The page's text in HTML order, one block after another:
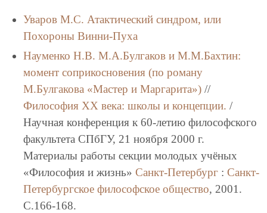
Уваров М.С. Атактический синдром, или
Похороны Винни-Пуха
Науменко Н.В. М.А.Булгаков и М.М.Бахтин:
момент соприкосновения (по роману
М.Булгакова «Мастер и Маргарита»)//
Философия XX века: школы и концепции. /
Научная конференция к 60-летию философского
факультета СПбГУ, 21 ноября 2000 г.
Материалы работы секции молодых учёных
«Философия и жизнь» Санкт-Петербург: Санкт-
Петербургское философское общество, 2001.
C.166-168.